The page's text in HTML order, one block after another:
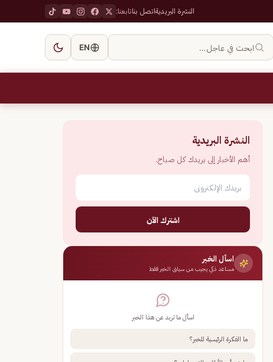
النشرة البريديةاتصل بناتابعنا:
ابحث في عاجل… EN
النشرة البريدية
أهم الأخبار إلى بريدك كل صباح.
اشترك الآن
اسأل الخبر
مساعد ذكي يجيب من سياق الخبر فقط
اسأل ما تريد عن هذا الخبر
ما الفكرة الرئيسية للخبر؟